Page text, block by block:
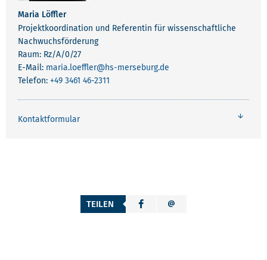
Maria Löffler
Projektkoordination und Referentin für wissenschaftliche
Nachwuchsförderung
Raum: Rz/A/0/27
E-Mail: maria.loeffler@hs-merseburg.de
Telefon: +49 3461 46-2311
Kontaktformular
TEILEN